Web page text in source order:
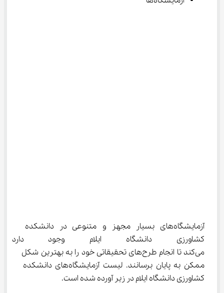
آزمایشگاه‌های بسیار مجهز و متنوعی در دانشکده
کشاورزی دانشگاه ایلام وجود
می‌کند تا انجام طرح‌های تحقیقاتی خود را به بهترین شکل
ممکن به پایان برسانند. لیست آزمایشگاه‌های دانشکده
کشاورزی دانشگاه ایلام در زیر آورده شده است.